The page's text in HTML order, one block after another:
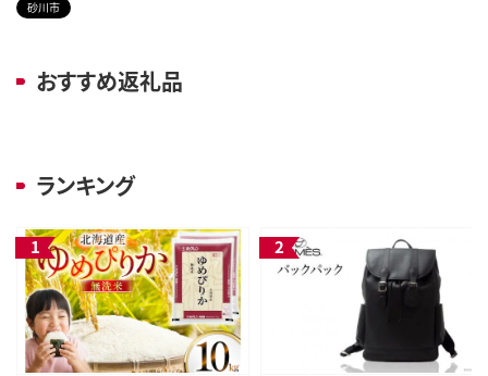
砂川市
おすすめ返礼品
ランキング